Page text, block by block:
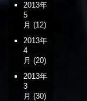
2013年
5
月 (12)
2013年
4
月 (20)
2013年
3
月 (30)